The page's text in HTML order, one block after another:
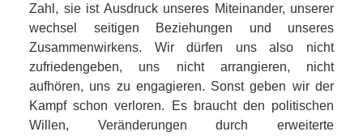
Zahl, sie ist Ausdruck unseres Miteinander, unserer
wechsel­ seitigen Beziehungen und unseres
Zusammenwirkens. Wir dürfen uns also nicht
zufriedengeben, uns nicht arrangieren, nicht
aufhören, uns zu engagieren. Sonst geben wir der
Kampf schon verloren. Es braucht den politischen
Willen, Veränderungen durch erweiterte